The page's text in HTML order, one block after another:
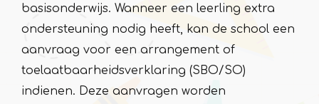
basisonderwijs. Wanneer een leerling extra
ondersteuning nodig heeft, kan de school een
aanvraag voor een arrangement of
toelaatbaarheidsverklaring (SBO/SO)
indienen. Deze aanvragen worden